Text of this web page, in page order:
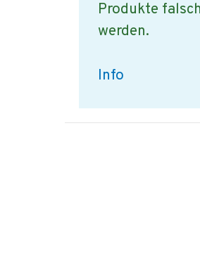
Produkte
werden.
Vorgang
Etikettierungs
Info